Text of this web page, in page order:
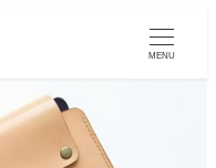
MENU